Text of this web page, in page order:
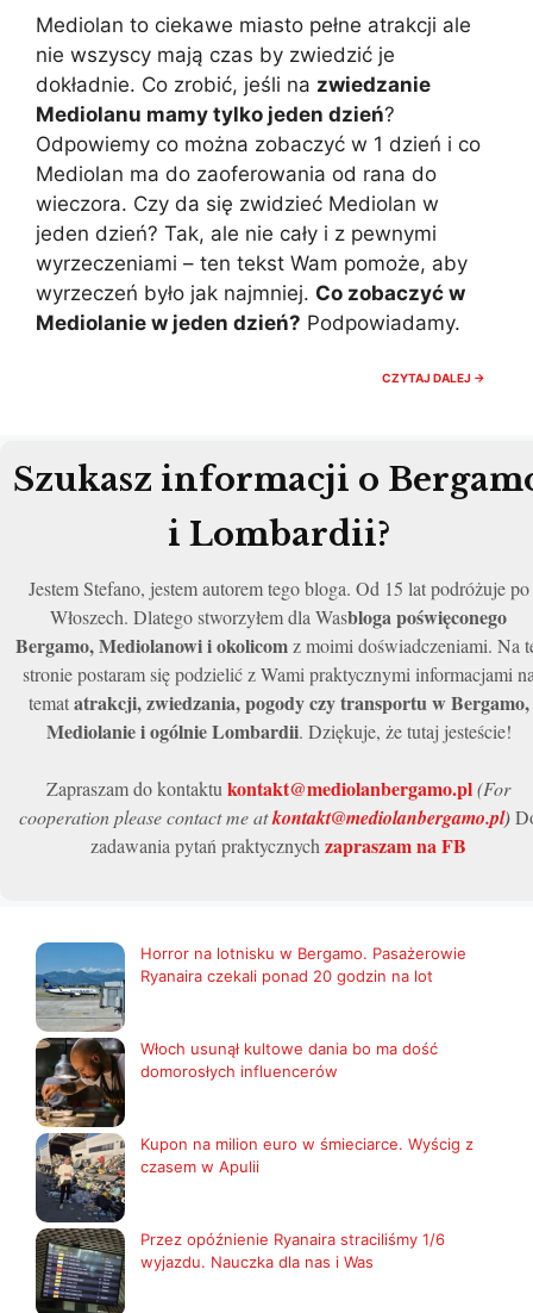
Mediolan to ciekawe miasto pełne atrakcji ale
nie wszyscy mają czas by zwiedzić je
dokładnie. Co zrobić, jeśli na zwiedzanie
Mediolanu mamy tylko jeden dzień?
Odpowiemy co można zobaczyć w 1 dzień i co
Mediolan ma do zaoferowania od rana do
wieczora. Czy da się zwidzieć Mediolan w
jeden dzień? Tak, ale nie cały i z pewnymi
wyrzeczeniami – ten tekst Wam pomoże, aby
wyrzeczeń było jak najmniej. Co zobaczyć w
Mediolanie w jeden dzień? Podpowiadamy.
CZYTAJ DALEJ →
Szukasz informacji o
i Lombardii?
Jestem Stefano, jestem autorem tego bloga. Od 15 lat podróżuje po
Włoszech. Dlatego stworzyłem dla Wasbloga poświęconego
Bergamo, Mediolanowi i okolicomz moimi doświadczeniami. Na
stronie postaram się podzielić z Wami praktycznymi informacjami
tematatrakcji, zwiedzania, pogody czy transportu w Bergamo,
Mediolanie i ogólnie Lombardii. Dziękuje, że tutaj jesteście!
Zapraszam do kontaktu kontakt@mediolanbergamo.pl(For
cooperation please contact me atkontakt@mediolanbergamo.pl)
zadawania pytań praktycznych zapraszam na FB
Horror na lotnisku w Bergamo. Pasażerowie
Ryanaira czekali ponad 20 godzin na lot
Włoch usunął kultowe dania bo ma dość
domorosłych influencerów
Kupon na milion euro w śmieciarce. Wyścig z
czasem w Apulii
Przez opóźnienie Ryanaira straciliśmy 1/6
wyjazdu. Nauczka dla nas i Was